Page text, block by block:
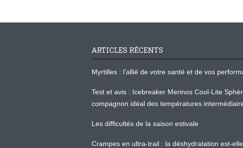
ARTICLES RÉCENTS
Myrtilles : l’allié de votre santé et de vos
Test et avis : Icebreaker Merinos Cool-Lite
compagnon idéal des températures
Les difficultés de la saison estivale
Crampes en ultra-trail : la déshydratation est-elle